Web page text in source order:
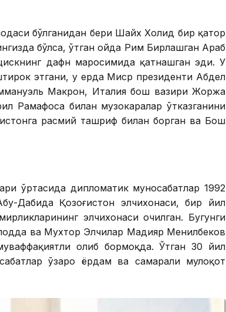
бўлганидан бери Шайх Холид бир қатор
бўлса, ўтган ойда Рим Бирлашган Араб
дафн маросимида қатнашган эди. У
этгани, у ерда Миср президенти Абдел
Макрон, Италия бош вазири Жоржа
Рамафоса билан музокаралар ўтказганини
расмий ташриф билан борган ва Бош
ўртасида дипломатик муносабатлар 1992
Дабида Қозоғистон элчихонаси, бир йил
элчихонаси очилган. Бугунги
ва Мухтор Элчилар Мадияр Менилбеков
олиб бормоқда. Ўтган 30 йил
ўзаро ёрдам ва самарали мулоқот